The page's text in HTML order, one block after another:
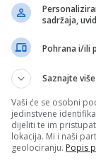
Dobar
odgovore i
upornosti.
sadržaja,
Pohrana i/ili
Saznajte više
Vaši će se osobni
jedinstvene
dijeliti te im
lokacija. Mi i naši
geolociranju. Popis